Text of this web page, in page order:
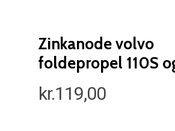
Zinkanode volvo
foldepropel 110S
kr.119,00